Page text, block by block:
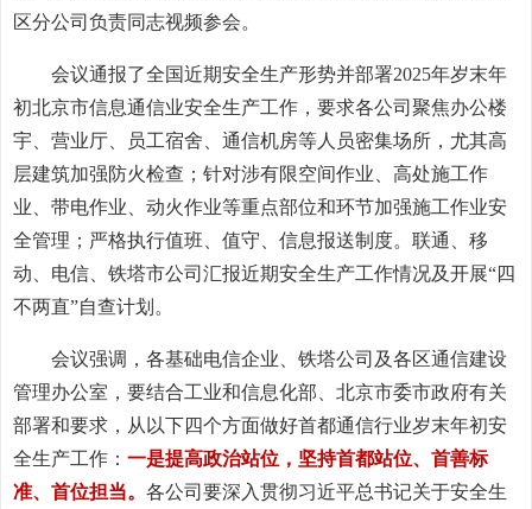
区分公司负责同志视频参会。
会议通报了全国近期安全生产形势并部署2025年岁末年
初北京市信息通信业安全生产工作，要求各公司聚焦办公楼
宇、营业厅、员工宿舍、通信机房等人员密集场所，尤其高
层建筑加强防火检查；针对涉有限空间作业、高处施工作
业、带电作业、动火作业等重点部位和环节加强施工作业安
全管理；严格执行值班、值守、信息报送制度。联通、移
动、电信、铁塔市公司汇报近期安全生产工作情况及开展“四
不两直”自查计划。
会议强调，各基础电信企业、铁塔公司及各区通信建设
管理办公室，要结合工业和信息化部、北京市委市政府有关
部署和要求，从以下四个方面做好首都通信行业岁末年初安
全生产工作： 一是提高政治站位，坚持首都站位、首善标
准、首位担当。 各公司要深入贯彻习近平总书记关于安全生